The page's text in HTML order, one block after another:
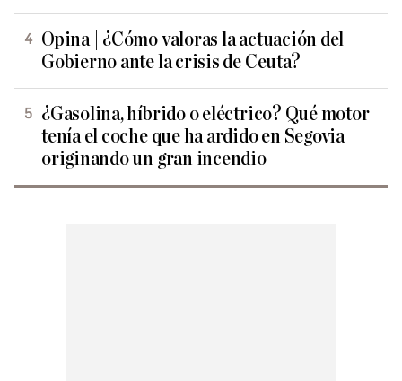
Opina | ¿Cómo valoras la actuación del
Gobierno ante la crisis de Ceuta?
¿Gasolina, híbrido o eléctrico? Qué motor
tenía el coche que ha ardido en Segovia
originando un gran incendio